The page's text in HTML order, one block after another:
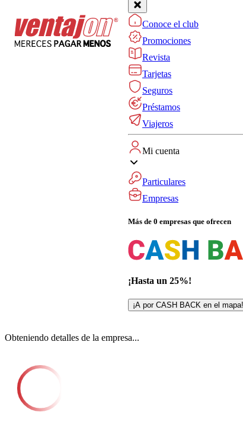
Conoce el club
Promociones
Revista
Tarjetas
Seguros
Préstamos
Viajeros
Mi cuenta
Particulares
Empresas
Más de 0 empresas que ofrecen
¡Hasta un 25%!
¡A por CASH BACK en el mapa!
Obteniendo detalles de la empresa...